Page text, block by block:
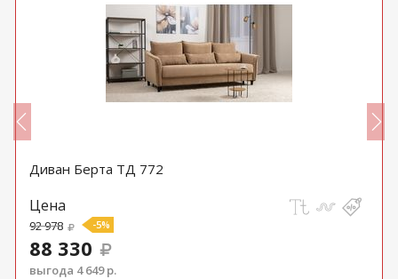
Диван Берта ТД 772
Цена
92 978 -5%
88 330
выгода 4 649 р.